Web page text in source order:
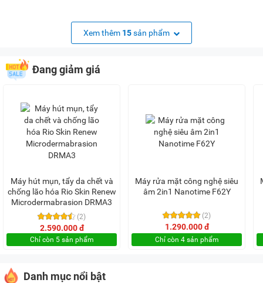
Xem thêm 15sản phẩm
Đang giảm giá
Máy hút mụn, tẩy da chết và
chống lão hóa Rio Skin Renew
Microdermabrasion DRMA3
(2)
2.590.000 đ
Chỉ còn 5 sản phẩm
Máy rửa mặt công nghệ siêu
âm 2in1 Nanotime F62Y
(2)
1.290.000 đ
Chỉ còn 4 sản phẩm
Danh mục nổi bật